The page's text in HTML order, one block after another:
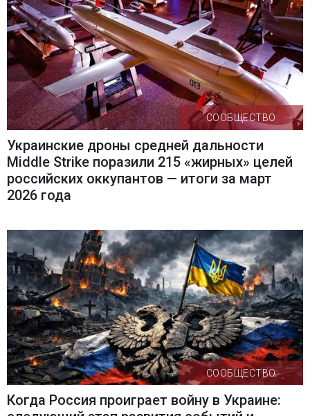
СООБЩЕСТВО
Украинские дроны средней дальности
Middle Strike поразили 215 «жирных» целей
российских оккупантов — итоги за март
2026 года
СООБЩЕСТВО
Когда Россия проиграет войну в Украине: